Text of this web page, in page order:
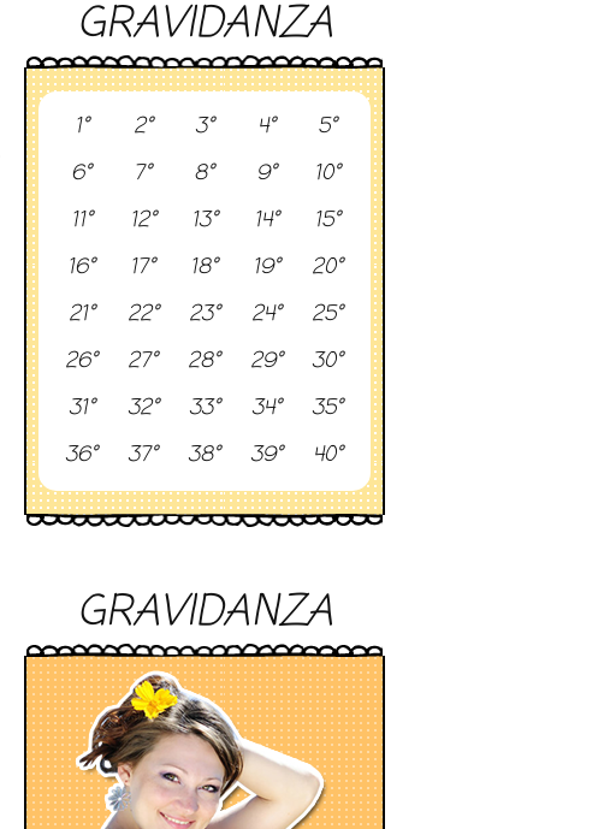
GRAVIDANZA
1° 2° 3° 4°
5°
6°
7° 8° 9°
10°
11°
12° 13° 14°
15°
16°
17° 18° 19°
20°
21°
22° 23° 24°
25°
26°
27° 28° 29°
30°
31°
32° 33° 34°
35°
36°
37° 38° 39° 40°
GRAVIDANZA